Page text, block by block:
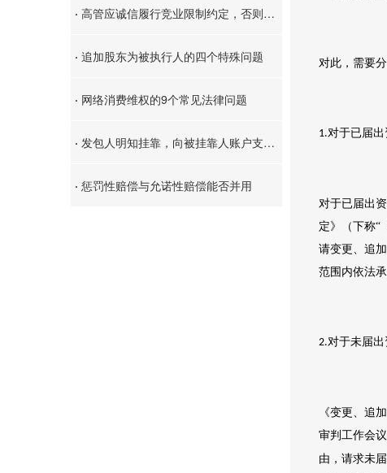
对此，需要
1.对于已届
对于已届出
定》（下称“
请变更、追
范围内依法
2.对于未届
《变更、追
审判工作会
由，请求未
· 高管应诚信履行竞业限制约定，否则应承担违约责任
· 追加股东为被执行人的四个特殊问题
· 网络消费维权的9个常见法律问题
· 发包人明知挂靠，向被挂靠人账户支付的工程款，不属于其责任财产范围，挂靠人工程款请求权可以排除其他债权人的强制执行
· 惩罚性赔偿与允诺性赔偿能否并用